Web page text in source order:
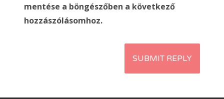
mentése a böngészőben a következő
hozzászólásomhoz.